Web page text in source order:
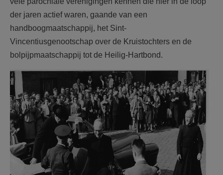
der jaren actief waren, gaande van een
handboogmaatschappij, het Sint-
Vincentiusgenootschap over de Kruistochters en de
bolpijpmaatschappij tot de Heilig-Hartbond.
F2184h45.jpg